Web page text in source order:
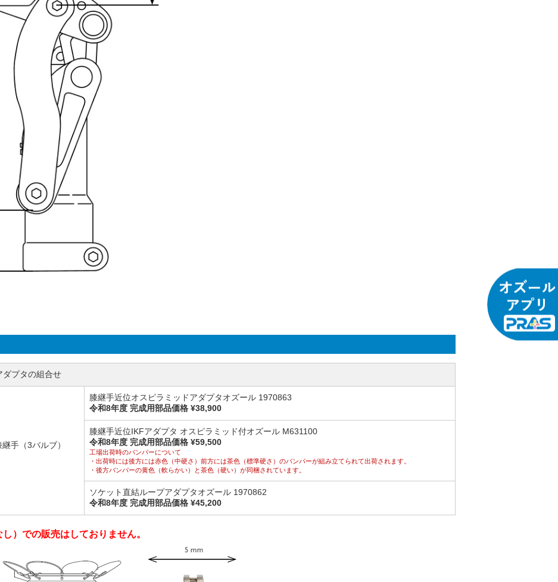
ダプタの組合せ
手（3バルブ）
膝継手近位オスピラミッドアダプタオズール 1970863
令和8年度 完成用部品価格 ¥38,900
膝継手近位IKFアダプタ オスピラミッド付オズール M631100
令和8年度 完成用部品価格 ¥59,500
工場出荷時のバンパーについて
・出荷時には後方には赤色（中硬さ）前方には茶色（標準硬さ）のバンパーが組み立てられて出荷されます。
・後方バンパーの黄色（軟らかい）と茶色（硬い）が同梱されています。
ソケット直結ループアダプタオズール 1970862
令和8年度 完成用部品価格 ¥45,200
）での販売はしておりません。